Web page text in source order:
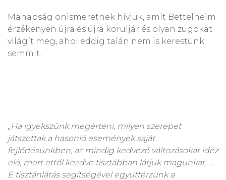
Manapság önismeretnek hívjuk, amit Bettelheim
érzékenyen újra és újra körüljár és olyan zugokat
világít meg, ahol eddig talán nem is kerestünk
semmit.
Ha igyekszünk megérteni, milyen szerepet
játszottak a hasonló események saját
fejlődésünkben, az mindig kedvező változásokat idéz
elő, mert ettől kezdve tisztábban látjuk magunkat. …
E tisztánlátás segítségével együttérzünk a